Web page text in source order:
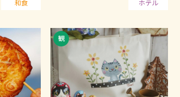
和食 ホテル